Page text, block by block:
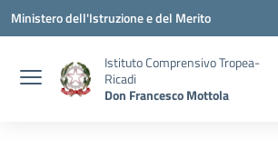
Vai ai contenuti
Vai al menu di navigazione
Vai al footer
Ministero dell'Istruzione e del Merito
Istituto Comprensivo Tropea-
Ricadi
Don Francesco Mottola